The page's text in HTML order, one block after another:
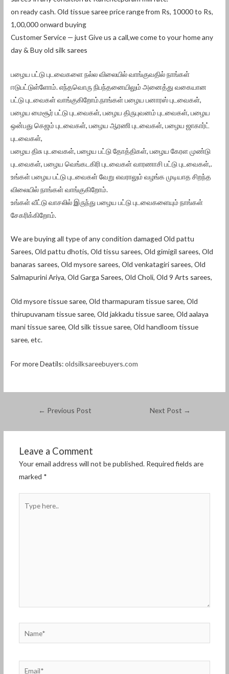
on ready cash. Old tissue saree price range from Rs, 10000 to Rs,
1,00,000 onward buying
Customer Service — just Give us a call,we come to your home any
day & Buy old silk sarees
பழைய பட்டு புடவைகளை நல்ல விலையில் வாங்குவதில் நாங்கள்
ஈடுபட்டுள்ளோம். எந்தவொரு நிபந்தனையிலும் அனைத்து வகையான
பட்டு புடவைகள் வாங்குகிறோம்.நாங்கள் பழைய பனாரஸ் புடவைகள்,
பழைய மைசூர் பட்டு புடவைகள், பழைய திருபுவனம் புடவைகள், பழைய
ஒன்பது கெஜம் புடவைகள், பழைய ஆரணி புடவைகள், பழைய ஜாகார்ட்
புடவைகள்,
பழைய திசு புடவைகள், பழைய பட்டு தோத்திகள், பழைய கேரள முண்டு
புடவைகள், பழைய வெங்கடகிரி புடவைகள் வாரணாசி பட்டு புடவைகள்,.
உங்கள் பழைய பட்டு புடவைகள் வேறு எவராலும் வழங்க முடியாத சிறந்த
விலையில் நாங்கள் வாங்குகிறோம்.
உங்கள் வீட்டு வாசலில் இருந்து பழைய பட்டு புடவைகளையும் நாங்கள்
சேகரிக்கிறோம்.
We are buying all type of any condition damaged Old pattu
Sarees, Old pattu dhotis, Old tissu sarees, Old gimigil sarees, Old
banaras sarees, Old mysore sarees, Old venkatagiri sarees, Old
Salmapurini Ariya, Old Garga Sarees, Old Choli, Old 9 Arts sarees,
Old mysore tissue saree, Old tharmapuram tissue saree, Old
thirupuvanam tissue saree, Old jakkadu tissue saree, Old aalaya
mani tissue saree, Old silk tissue saree, Old handloom tissue
saree, etc.
For more Deatils:oldsilksareebuyers.com
← Previous Post Next Post →
Leave a Comment
Your email address will not be published. Required fields are
marked *
here..
Email*